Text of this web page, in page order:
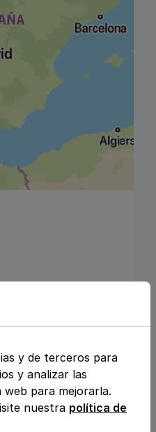
28702, San
y de terceros para
y analizar las
web para mejorarla.
nuestra política de